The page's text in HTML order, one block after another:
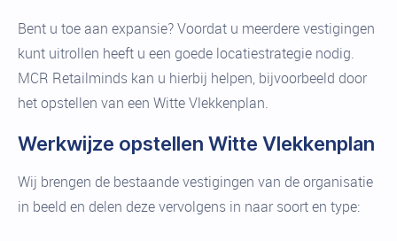
Bent u toe aan expansie? Voordat u meerdere vestigingen
kunt uitrollen heeft u een goede locatiestrategie nodig.
MCR Retailminds kan u hierbij helpen, bijvoorbeeld door
het opstellen van een Witte Vlekkenplan.
Werkwijze opstellen Witte Vlekkenplan
Wij brengen de bestaande vestigingen van de organisatie
in beeld en delen deze vervolgens in naar soort en type: